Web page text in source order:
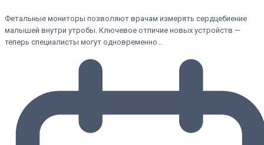
Фетальные мониторы позволяют врачам измерять сердцебиение
малышей внутри утробы. Ключевое отличие новых устройств —
теперь специалисты могут одновременно…